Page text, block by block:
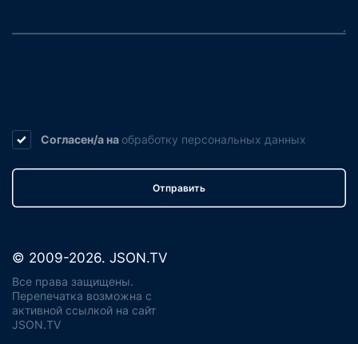
Согласен/а на обработку персональных данных
Отправить
© 2009-2026. JSON.TV
Все права защищены.
Перепечатка возможна с
активной ссылкой на сайт
JSON.TV